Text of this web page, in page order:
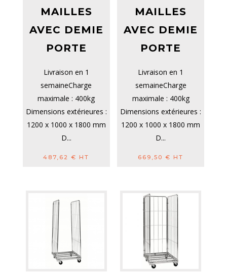
MAILLES
AVEC DEMIE
PORTE
Livraison en 1
semaineCharge
maximale : 400kg
Dimensions extérieures :
1200 x 1000 x 1800 mm
D...
487,62€ HT
MAILLES
AVEC DEMIE
PORTE
Livraison en 1
semaineCharge
maximale : 400kg
Dimensions extérieures :
1200 x 1000 x 1800 mm
D...
669,50€ HT